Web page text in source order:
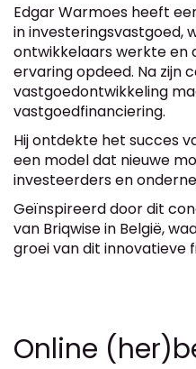
Edgar Warmoes heeft
in investeringsvastgoed,
ontwikkelaars werkte en
ervaring opdeed. Na zijn
vastgoedontwikkeling
vastgoedfinanciering.
Hij ontdekte het succes
een model dat nieuwe
investeerders en
Geïnspireerd door dit
van Briqwise in België,
groei van dit innovatieve
Online